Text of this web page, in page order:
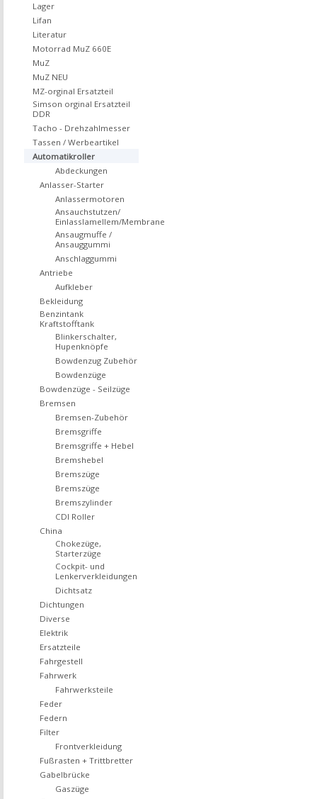
Lager
Lifan
Literatur
Motorrad MuZ 660E
MuZ
MuZ NEU
MZ-orginal Ersatzteil
Simson orginal Ersatzteil
DDR
Tacho - Drehzahlmesser
Tassen / Werbeartikel
Automatikroller
Abdeckungen
Anlasser-Starter
Anlassermotoren
Ansauchstutzen/
Einlasslamellem/Membrane
Ansaugmuffe /
Ansauggummi
Anschlaggummi
Antriebe
Aufkleber
Bekleidung
Benzintank
Kraftstofftank
Blinkerschalter,
Hupenknöpfe
Bowdenzug Zubehör
Bowdenzüge
Bowdenzüge - Seilzüge
Bremsen
Bremsen-Zubehör
Bremsgriffe
Bremsgriffe + Hebel
Bremshebel
Bremszüge
Bremszüge
Bremszylinder
CDI Roller
China
Chokezüge,
Starterzüge
Cockpit- und
Lenkerverkleidungen
Dichtsatz
Dichtungen
Diverse
Elektrik
Ersatzteile
Fahrgestell
Fahrwerk
Fahrwerksteile
Feder
Federn
Filter
Frontverkleidung
Fußrasten + Trittbretter
Gabelbrücke
Gaszüge